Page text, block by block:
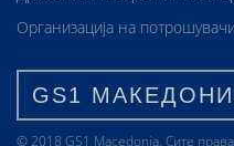
Организација на
GS1
© 2018 GS1 Маcedonia. Сите